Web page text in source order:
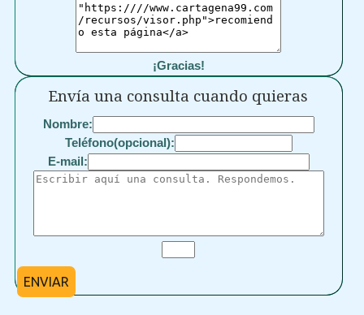
¡Gracias!
Envía una consulta cuando quieras
Nombre:
Teléfono(opcional):
E-mail:
ENVIAR